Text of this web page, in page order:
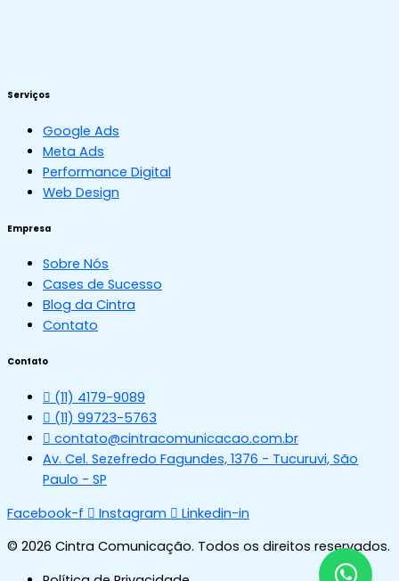
Serviços
Google Ads
Meta Ads
Performance Digital
Web Design
Empresa
Sobre Nós
Cases de Sucesso
Blog da Cintra
Contato
Contato
(11) 4179-9089
(11) 99723-5763
contato@cintracomunicacao.com.br
Av. Cel. Sezefredo Fagundes, 1376 - Tucuruvi, São
Paulo - SP
Facebook-f
Instagram
Linkedin-in
© 2026 Cintra Comunicação. Todos os direitos reservados.